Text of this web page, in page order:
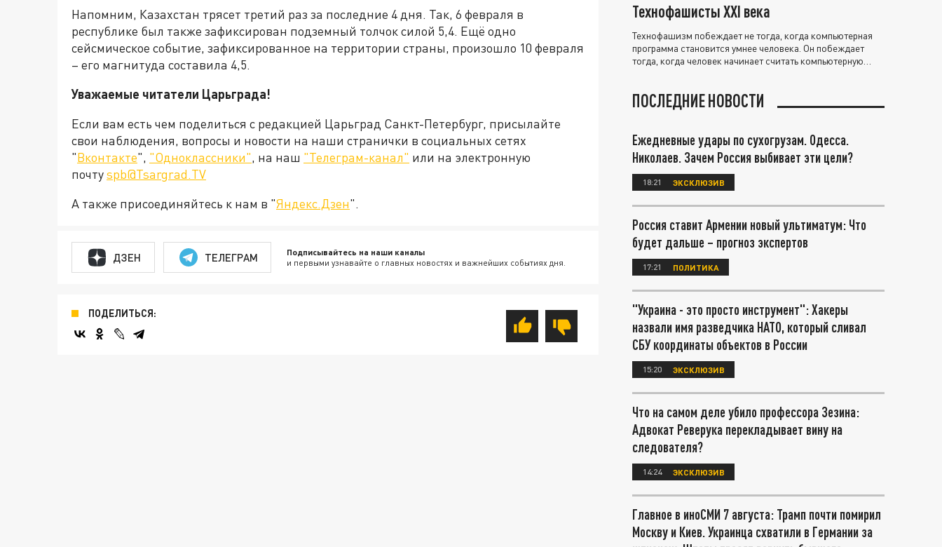
Напомним, Казахстан трясет третий раз за последние 4 дня. Так, 6 февраля в
республике был также зафиксирован подземный толчок силой 5,4. Ещё одно
сейсмическое событие, зафиксированное на территории страны, произошло 10 февраля
– его магнитуда составила 4,5.
Уважаемые читатели Царьграда!
Если вам есть чем поделиться с редакцией Царьград Санкт-Петербург, присылайте
свои наблюдения, вопросы и новости на наши странички в социальных сетях
"Вконтакте", "Одноклассники", на наш "Телеграм-канал" или на электронную
почтуspb@Tsargrad.TV
А также присоединяйтесь к нам в "Яндекс.Дзен".
ДЗЕН ТЕЛЕГРАМ Подписывайтесь на наши каналы
и первыми узнавайте о главных новостях и важнейших событиях дня.
ПОДЕЛИТЬСЯ:
Технофашисты XXI века
Технофашизм побеждает не тогда, когда компьютерная
программа становится умнее человека. Он побеждает
тогда, когда человек начинает считать компьютерную
ПОСЛЕДНИЕ НОВОСТИ
Ежедневные удары по сухогрузам. Одесса.
Николаев. Зачем Россия выбивает эти цели?
18:21 ЭКСКЛЮЗИВ
Россия ставит Армении новый ультиматум: Что
будет дальше – прогноз экспертов
17:21 ПОЛИТИКА
"Украина - это просто инструмент": Хакеры
назвали имя разведчика НАТО, который сливал
СБУ координаты объектов в России
15:20 ЭКСКЛЮЗИВ
Что на самом деле убило профессора Зезина:
Адвокат Реверука перекладывает вину на
следователя?
14:24 ЭКСКЛЮЗИВ
Главное в иноСМИ 7 августа: Трамп почти помирил
Москву и Киев. Украинца схватили в Германии за